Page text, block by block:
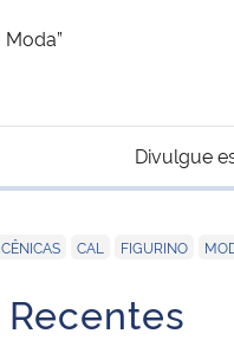
Divulgue
CAL FIGURINO